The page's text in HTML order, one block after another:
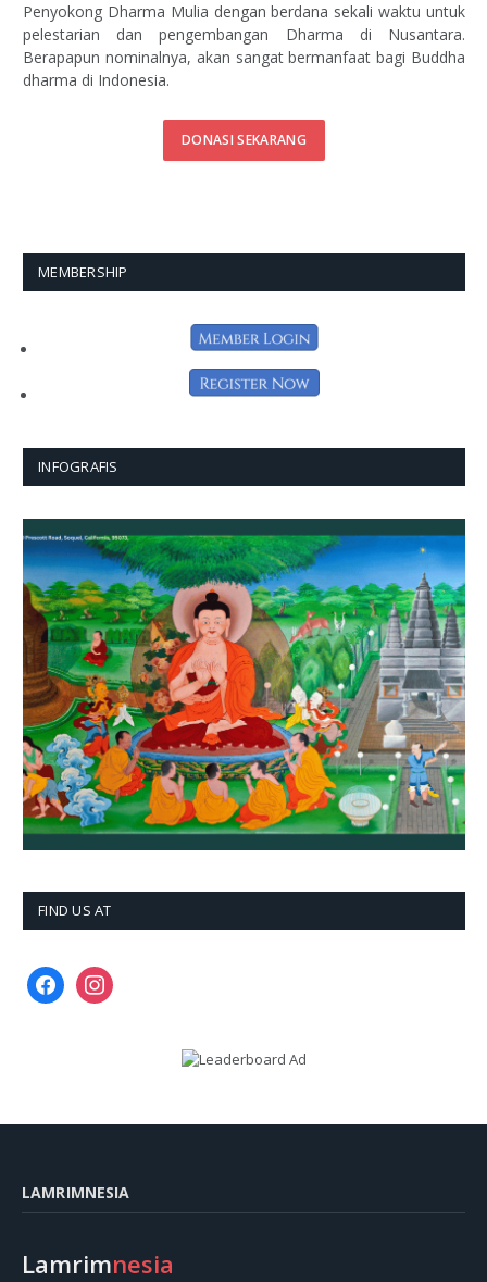
Penyokong Dharma Mulia dengan berdana sekali waktu untuk
pelestarian dan pengembangan Dharma di Nusantara.
Berapapun nominalnya, akan sangat bermanfaat bagi Buddha
dharma di Indonesia.
DONASI SEKARANG
MEMBERSHIP
INFOGRAFIS
FIND US AT
facebookinstagram
LAMRIMNESIA
Lamrimnesia